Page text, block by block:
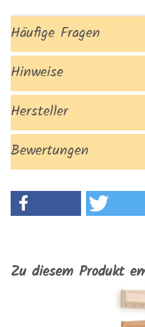
Häufige Fragen
Hinweise
Hersteller
Bewertungen
Zu diesem Produkt